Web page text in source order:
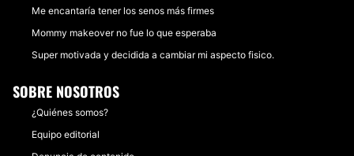
Me encantaría tener los senos más firmes
Mommy makeover no fue lo que esperaba
Super motivada y decidida a cambiar mi aspecto fisico.
SOBRE NOSOTROS
¿Quiénes somos?
Equipo editorial